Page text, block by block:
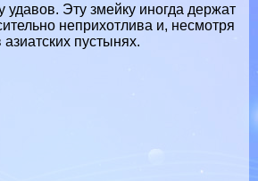
удавов. Эту змейку иногда держат
неприхотлива и, несмотря
пустынях.